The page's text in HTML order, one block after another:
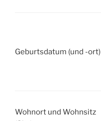
Geburtsdatum (und -ort)
Wohnort und Wohnsitz